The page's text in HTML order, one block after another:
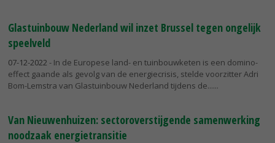
Glastuinbouw Nederland wil inzet Brussel tegen ongelijk
speelveld
07-12-2022 - In de Europese land- en tuinbouwketen is een domino-
effect gaande als gevolg van de energiecrisis, stelde voorzitter Adri
Bom-Lemstra van Glastuinbouw Nederland tijdens de...
Van Nieuwenhuizen: sectoroverstijgende samenwerking
noodzaak energietransitie